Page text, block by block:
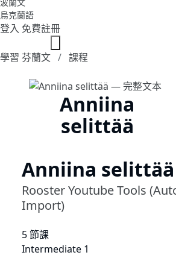
烏克蘭語
登入 免費註冊
學習 芬蘭文 課程
Anniina
selittää
Anniina selittää
Rooster Youtube Tools
Import)
5 節課
Intermediate 1